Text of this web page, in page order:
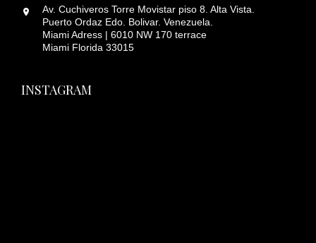
Av. Cuchiveros Torre Movistar piso 8. Alta Vista.
Puerto Ordaz Edo. Bolivar. Venezuela.
Miami Adress | 6010 NW 170 terrace
Miami Florida 33015
INSTAGRAM